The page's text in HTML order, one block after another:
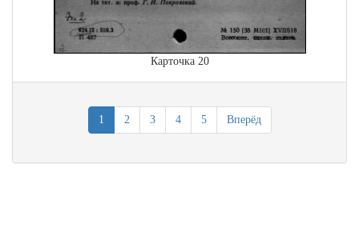
Карточка 20
1 2 3 4 5 Вперёд